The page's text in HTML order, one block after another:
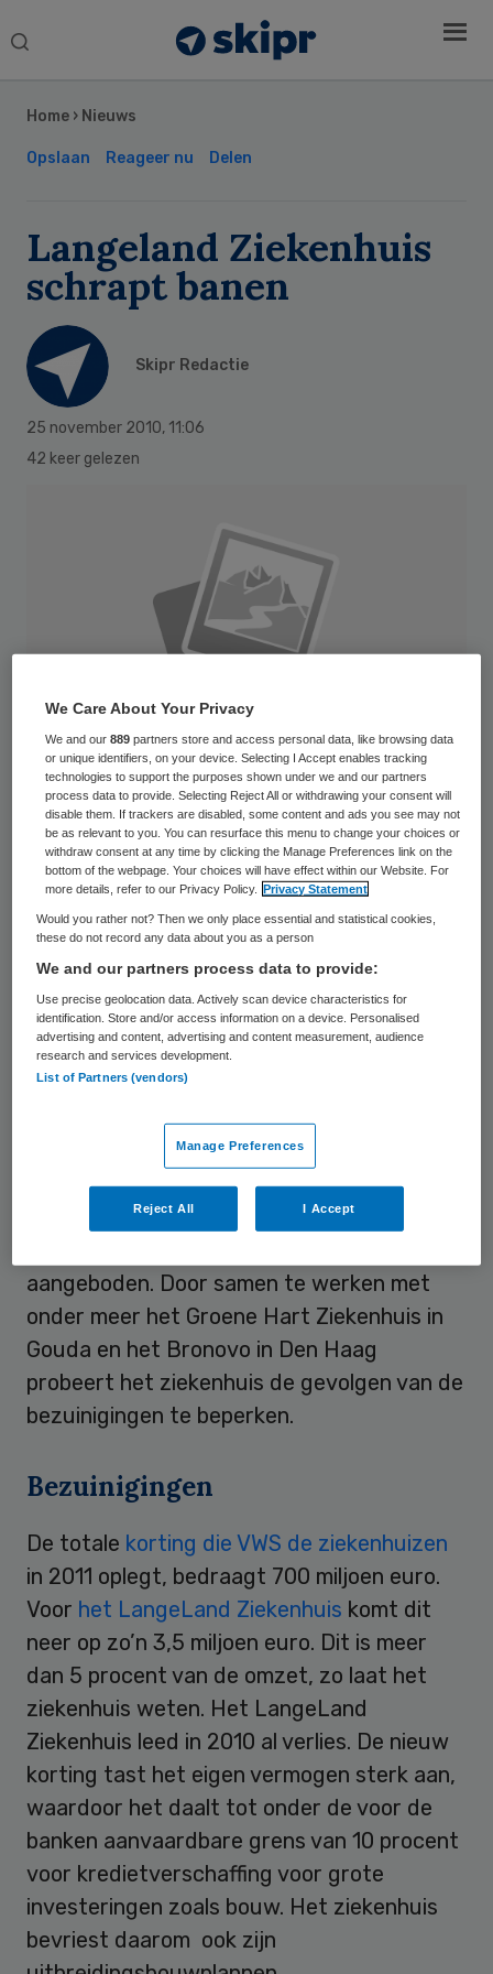
Search
Home › Nieuws
Opslaan Reageer nu Delen
Langeland Ziekenhuis
schrapt banen
Skipr Redactie
25 november 2010, 11:06
42 keer gelezen
Het Langeland Ziekenhuis in Zoetermeer
moet bezuinigen en schrapt in het aantal
arbeidsplaatsen. Er verdwijnen zo’n zestig
tot zeventig werkplekken.
Gevolgen voor patiënt
Het ziekenhuis stelt dat patiënten in de
toekomst voor sommige behandelingen
verder moeten reizen. Volgens Omroep
West is het nog niet duidelijk waar
arbeidsplaatsen verdwijnen en welke
aangeboden. Door samen te werken met
onder meer het Groene Hart Ziekenhuis in
Gouda en het Bronovo in Den Haag
probeert het ziekenhuis de gevolgen van de
bezuinigingen te beperken.
Bezuinigingen
De totale korting die VWS de ziekenhuizen
in 2011 oplegt, bedraagt 700 miljoen euro.
Voor het LangeLand Ziekenhuis komt dit
neer op zo’n 3,5 miljoen euro. Dit is meer
dan 5 procent van de omzet, zo laat het
ziekenhuis weten. Het LangeLand
Ziekenhuis leed in 2010 al verlies. De nieuw
korting tast het eigen vermogen sterk aan,
waardoor het daalt tot onder de voor de
banken aanvaardbare grens van 10 procent
voor kredietverschaffing voor grote
investeringen zoals bouw. Het ziekenhuis
bevriest daarom ook zijn
Sidebar
We Care About Your Privacy
We and our889 partners store and access personal data, like browsing data
or unique identifiers, on your device. Selecting I Accept enables tracking
technologies to support the purposes shown under we and our partners
process data to provide. Selecting Reject All or withdrawing your consent will
disable them. If trackers are disabled, some content and ads you see may not
be as relevant to you. You can resurface this menu to change your choices or
withdraw consent at any time by clicking the Manage Preferences link on the
bottom of the webpage. Your choices will have effect within our Website. For
more details, refer to our Privacy Policy.
Privacy Statement
Would you rather not? Then we only place essential and statistical cookies,
these do not record any data about you as a person
We and our partners process data to provide:
Use precise geolocation data. Actively scan device characteristics for
identification. Store and/or access information on a device. Personalised
advertising and content, advertising and content measurement, audience
research and services development.
List of Partners (vendors)
Manage Preferences
Reject All I Accept